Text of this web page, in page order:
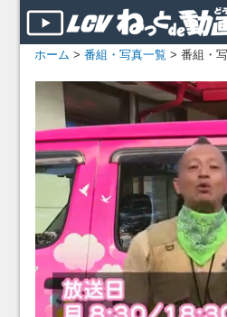
ホーム > 番組・写真一覧 > 番組・